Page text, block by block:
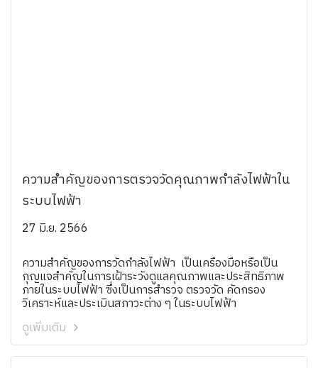
ความสำคัญของการตรวจวัดคุณภาพกำลังไฟฟ้าใน
ระบบไฟฟ้า
27 มิ.ย. 2566
ความสำคัญของการวัดกำลังไฟฟ้า เป็นเครื่องมือหรือเป็น
กุญแจสำคัญในการเฝ้าระวังดูแลคุณภาพและประสิทธิภาพ
ภายในระบบไฟฟ้า ซึ่งเป็นการสำรวจ ตรวจวัด คัดกรอง
วิเคราะห์และประเมินสภาวะต่าง ๆ ในระบบไฟฟ้า
ดูเพิ่มเติม